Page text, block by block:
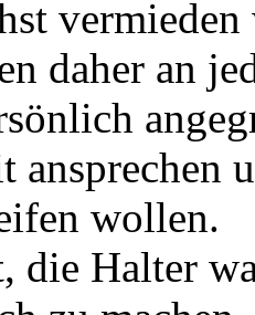
daher an
ansprechen
wollen.
die Halter